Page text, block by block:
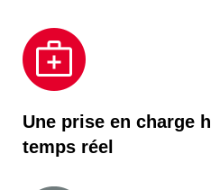
Une prise en charge
temps réel